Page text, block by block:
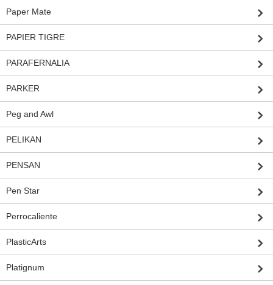
Paper Mate
PAPIER TIGRE
PARAFERNALIA
PARKER
Peg and Awl
PELIKAN
PENSAN
Pen Star
Perrocaliente
PlasticArts
Platignum